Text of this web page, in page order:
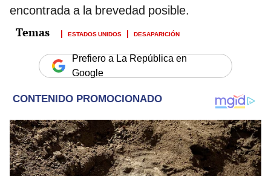
encontrada a la brevedad posible.
ESTADOS UNIDOS DESAPARICIÓN
Prefiero a La República en
Google